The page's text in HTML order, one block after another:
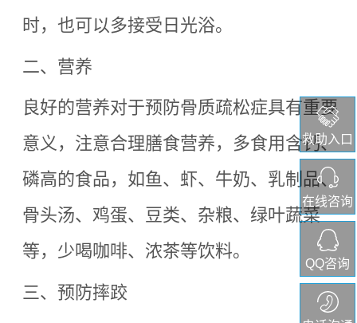
救助入口
在线咨询
QQ咨询
时，也可以多接受日光浴。
二、营养
良好的营养对于预防骨质疏松症具有重要
意义，注意合理膳食营养，多食用含钙、
磷高的食品，如鱼、虾、牛奶、乳制品、
骨头汤、鸡蛋、豆类、杂粮、绿叶蔬菜
等，少喝咖啡、浓茶等饮料。
三、预防摔跤